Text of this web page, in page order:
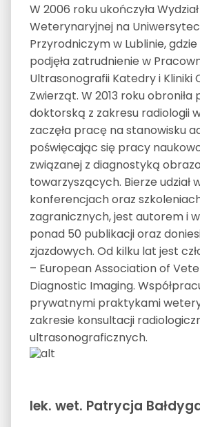
W 2006 roku ukończyła
Weterynaryjnej na
Przyrodniczym w Lublinie,
podjęła zatrudnienie w
Ultrasonografii Katedry i Kliniki
Zwierząt. W 2013 roku obroniła
doktorską z zakresu radiologii
zaczęła pracę na stanowisku
poświęcając się pracy
związanej z diagnostyką
towarzyszących. Bierze udział
konferencjach oraz
zagranicznych, jest autorem i
ponad 50 publikacji oraz
zjazdowych. Od kilku lat jest
– European Association of
Diagnostic Imaging.
prywatnymi praktykami
zakresie konsultacji
ultrasonograficznych.
lek. wet. Patrycja